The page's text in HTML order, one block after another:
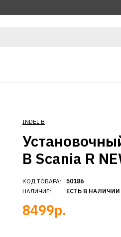
INDEL B
B Scania R
КОД ТОВАРА:
НАЛИЧИЕ:
50186
ЕСТЬ В НАЛИЧИИ
8499р.